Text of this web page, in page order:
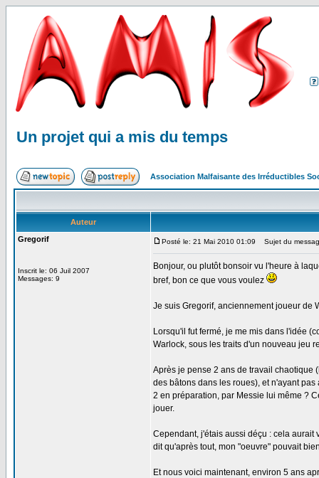
Un projet qui a mis du temps
Association Malfaisante des Irréductibles
Auteur
Gregorif
Inscrit le: 06 Juil 2007
Messages: 9
Posté le: 21 Mai 2010 01:09 Sujet du
Bonjour, ou plutôt bonsoir vu l'heure à
bref, bon ce que vous voulez
Je suis Gregorif, anciennement joueur de
Lorsqu'il fut fermé, je me mis dans l'idée
Warlock, sous les traits d'un nouveau jeu
Après je pense 2 ans de travail chaotique
des bâtons dans les roues), et n'ayant
2 en préparation, par Messie lui même ?
jouer.
Cependant, j'étais aussi déçu : cela aurait
dit qu'après tout, mon "oeuvre" pouvait
Et nous voici maintenant, environ 5 ans